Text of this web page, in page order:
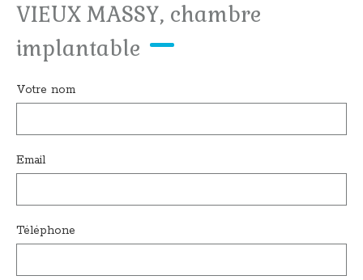
VIEUX MASSY, chambre
implantable
Votre nom
Email
Téléphone